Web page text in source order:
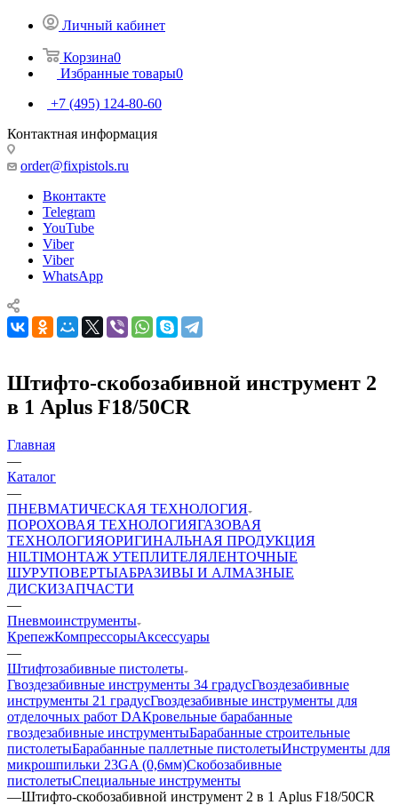
Личный кабинет
Корзина0
Избранные товары0
+7 (495) 124-80-60
Контактная информация
order@fixpistols.ru
Вконтакте
Telegram
YouTube
Viber
Viber
WhatsApp
Штифто-скобозабивной инструмент 2
в 1 Aplus F18/50CR
Главная
—
Каталог
—
ПНЕВМАТИЧЕСКАЯ ТЕХНОЛОГИЯ
ПОРОХОВАЯ ТЕХНОЛОГИЯГАЗОВАЯ
ТЕХНОЛОГИЯОРИГИНАЛЬНАЯ ПРОДУКЦИЯ
HILTIМОНТАЖ УТЕПЛИТЕЛЯЛЕНТОЧНЫЕ
ШУРУПОВЕРТЫАБРАЗИВЫ И АЛМАЗНЫЕ
ДИСКИЗАПЧАСТИ
—
Пневмоинструменты
КрепежКомпрессорыАксессуары
—
Штифтозабивные пистолеты
Гвоздезабивные инструменты 34 градусГвоздезабивные
инструменты 21 градусГвоздезабивные инструменты для
отделочных работ DAКровельные барабанные
гвоздезабивные инструментыБарабанные строительные
пистолетыБарабанные паллетные пистолетыИнструменты для
микрошпильки 23GA (0,6мм)Скобозабивные
пистолетыСпециальные инструменты
—Штифто-скобозабивной инструмент 2 в 1 Aplus F18/50CR